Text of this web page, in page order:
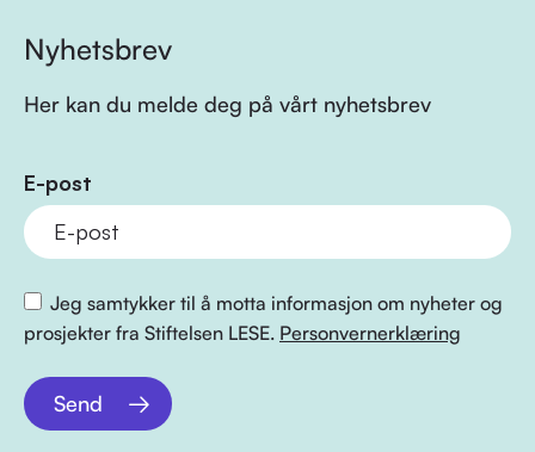
Nyhetsbrev
Her kan du melde deg på vårt nyhetsbrev
E-post
Jeg samtykker til å motta informasjon om nyheter og
prosjekter fra Stiftelsen LESE. Personvernerklæring
Send